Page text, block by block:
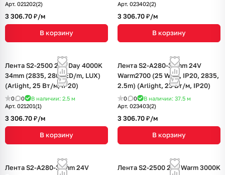
Арт. 021202(2)
3 306.70 ₽/м
В корзину
Арт. 023402(2)
3 306.70 ₽/м
В корзину
Лента S2-2500 24V Day 4000K
34mm (2835, 280 LED/m, LUX)
(Arlight, 25 Вт/м, IP20)
0 0 В наличии: 2.5 м
Арт. 021201(1)
3 306.70 ₽/м
В корзину
Лента S2-A280-34mm 24V
Warm2700 (25 W/m, IP20, 2835,
2.5m) (Arlight, 25 Вт/м, IP20)
0 0 В наличии: 37.5 м
Арт. 023403(2)
3 306.70 ₽/м
В корзину
Лента S2-A280-34mm 24V
Лента S2-2500 24V Warm 3000K